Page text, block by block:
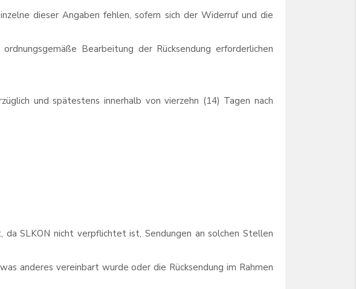
dieser Angaben fehlen, sofern sich der Widerruf und die
Bearbeitung der Rücksendung erforderlichen
und spätestens innerhalb von vierzehn (14) Tagen nach
SLKON nicht verpflichtet ist, Sendungen an solchen Stellen
anderes vereinbart wurde oder die Rücksendung im Rahmen